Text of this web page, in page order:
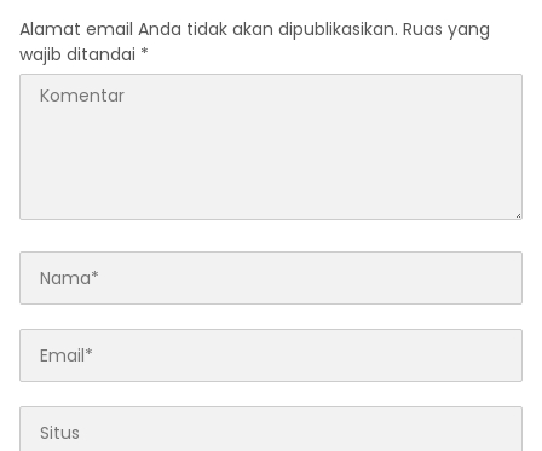
Alamat email Anda tidak akan dipublikasikan. Ruas yang
wajib ditandai *